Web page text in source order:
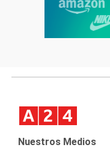
Nuestros Medios